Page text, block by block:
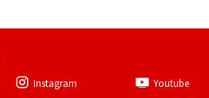
Instagram Youtube